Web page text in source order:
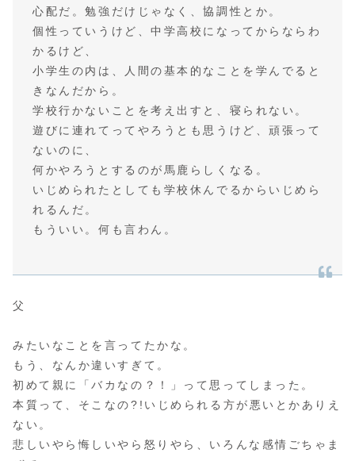
心配だ。勉強だけじゃなく、協調性とか。
個性っていうけど、中学高校になってからならわ
かるけど、
小学生の内は、人間の基本的なことを学んでると
きなんだから。
学校行かないことを考え出すと、寝られない。
遊びに連れてってやろうとも思うけど、頑張って
ないのに、
何かやろうとするのが馬鹿らしくなる。
いじめられたとしても学校休んでるからいじめら
れるんだ。
もういい。何も言わん。
父
みたいなことを言ってたかな。
もう、なんか違いすぎて。
初めて親に「バカなの？！」って思ってしまった。
本質って、そこなの?!いじめられる方が悪いとかありえ
ない。
悲しいやら悔しいやら怒りやら、いろんな感情ごちゃま